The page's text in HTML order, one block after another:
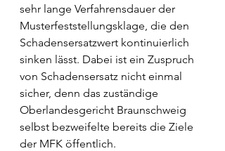
sehr lange Verfahrensdauer der
Musterfeststellungsklage, die den
Schadensersatzwert kontinuierlich
sinken lässt. Dabei ist ein Zuspruch
von Schadensersatz nicht einmal
sicher, denn das zuständige
Oberlandesgericht Braunschweig
selbst bezweifelte bereits die Ziele
der MFK öffentlich.